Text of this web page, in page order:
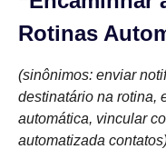
Rotinas
(sinônimos: enviar
destinatário na rotina,
automática, vincular
automatizada